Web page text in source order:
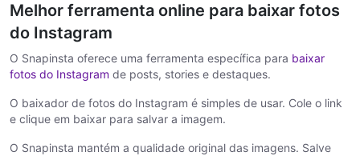
Melhor ferramenta online para baixar fotos
do Instagram
O Snapinsta oferece uma ferramenta específica para baixar
fotos do Instagram de posts, stories e destaques.
O baixador de fotos do Instagram é simples de usar. Cole o link
e clique em baixar para salvar a imagem.
O Snapinsta mantém a qualidade original das imagens. Salve